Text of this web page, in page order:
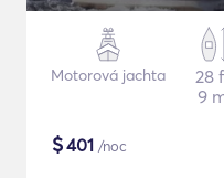
Motorová jachta
28
9
$401 /noc